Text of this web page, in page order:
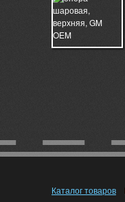
Каталог товаров